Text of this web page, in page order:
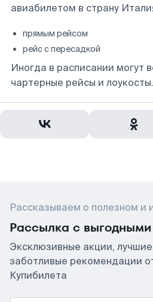
авиабилетом в страну
прямым рейсом
рейс с пересадкой
Иногда в расписании могут
чартерные рейсы и лоукосты.
Рассказываем о полезном и
Рассылка с
Эксклюзивные акции,
заботливые рекомендации
Купибилета